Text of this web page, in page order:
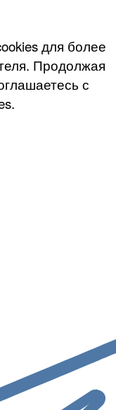
для более
Продолжая
с